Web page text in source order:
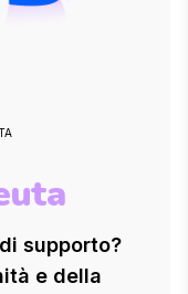
supporto?
e della